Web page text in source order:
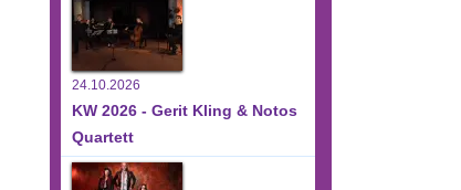
24.10.2026
KW 2026 - Gerit Kling & Notos
Quartett